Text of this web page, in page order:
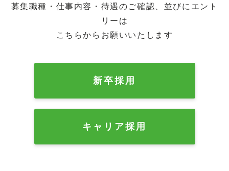
募集職種・仕事内容・待遇のご確認、並びにエント
リーは
こちらからお願いいたします
新卒採用
キャリア採用